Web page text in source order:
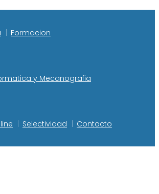
Formacion
y Mecanografia
Selectividad Contacto